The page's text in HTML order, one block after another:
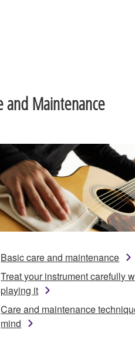
and Maintenance
Basic care and maintenance
Treat your instrument carefully
playing it
Care and maintenance
mind